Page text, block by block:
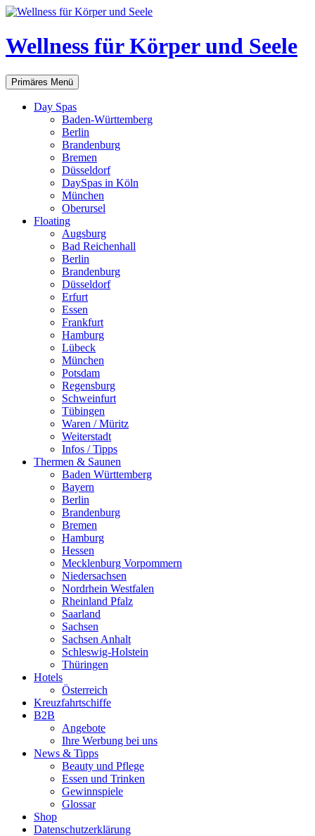
Zum
springen
Wellness für Körper und Seele
Suchen
Primäres Menü
Day Spas
Baden-Württemberg
Berlin
Brandenburg
Bremen
Düsseldorf
DaySpas in Köln
München
Oberursel
Floating
Augsburg
Bad Reichenhall
Berlin
Brandenburg
Düsseldorf
Erfurt
Essen
Frankfurt
Hamburg
Lübeck
München
Potsdam
Regensburg
Schweinfurt
Tübingen
Waren / Müritz
Weiterstadt
Infos / Tipps
Thermen & Saunen
Baden Württemberg
Bayern
Berlin
Brandenburg
Bremen
Hamburg
Hessen
Mecklenburg Vorpommern
Niedersachsen
Nordrhein Westfalen
Rheinland Pfalz
Saarland
Sachsen
Sachsen Anhalt
Schleswig-Holstein
Thüringen
Hotels
Österreich
Kreuzfahrtschiffe
B2B
Angebote
Ihre Werbung bei uns
News & Tipps
Beauty und Pflege
Essen und Trinken
Gewinnspiele
Glossar
Shop
Datenschutzerklärung